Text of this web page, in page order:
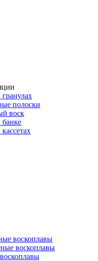
полоски
воск
банке
воскоплавы
воскоплавы